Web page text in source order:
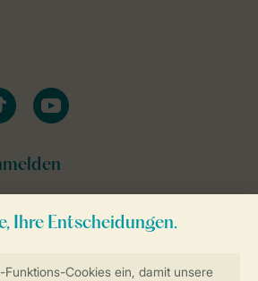
youtube